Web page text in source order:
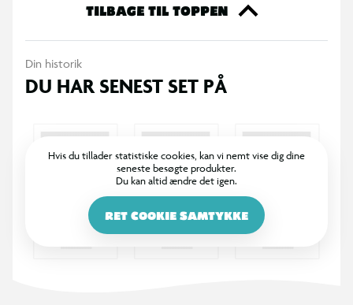
TILBAGE TIL TOPPEN
Din historik
DU HAR SENEST SET PÅ
Hvis du tillader statistiske cookies, kan vi nemt vise dig dine
seneste besøgte produkter.
Du kan altid ændre det igen.
RET COOKIE SAMTYKKE